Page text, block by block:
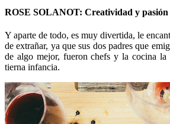
ROSE SOLANOT: Creatividad y pasión
Y aparte de todo, es muy divertida, le
de extrañar, ya que sus dos padres que
de algo mejor, fueron chefs y la cocina la
tierna infancia.